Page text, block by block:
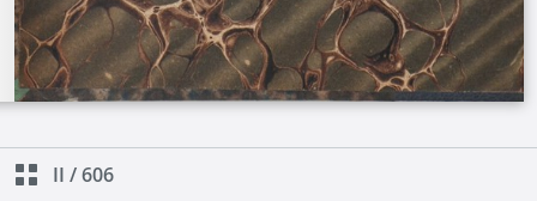
II /606